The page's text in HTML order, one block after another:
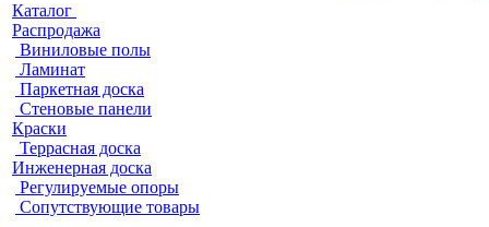
Каталог
Распродажа
Виниловые полы
Ламинат
Паркетная доска
Стеновые панели
Краски
Террасная доска
Инженерная доска
Регулируемые опоры
Сопутствующие товары